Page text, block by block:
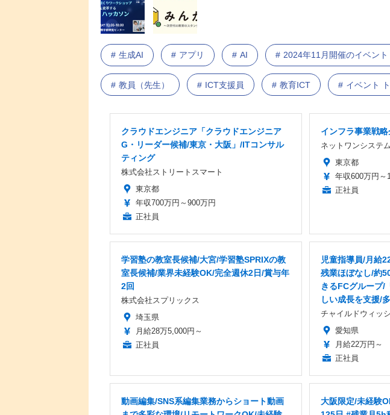
生成AI アプリ AI 2024年11月開催のイベント
教員（先生） ICT支援員 教育ICT イベント
クラウドエンジニア「クラウドエンジニア
G・リーダー候補/東京・大阪」/ITコンサル
ティング
株式会社ストリートスマート
東京都
年収700万円～900万円
正社員
インフラ事業戦
ネットワンシステ
東京都
年収600万円～
正社員
学習塾の教室長候補/大宮/学習塾SPRIXの教
室長候補/業界未経験OK/完全週休2日/賞与年
2回
株式会社スプリックス
埼玉県
月給28万5,000円～
正社員
児童指導員/月給
残業ほぼなし/約
きるFCグループ/
しい成長を支援/
チャイルドウィッ
愛知県
月給22万円～
正社員
動画編集/SNS系編集業務からショート動画
大阪限定/未経験